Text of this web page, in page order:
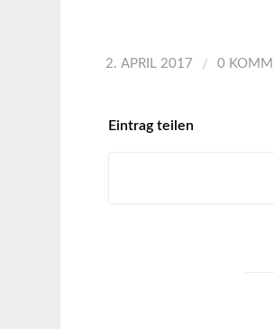
2. APRIL 2017 / 0
Eintrag teilen